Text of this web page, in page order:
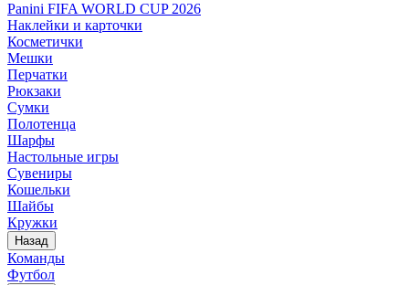
Panini FIFA WORLD CUP 2026
Наклейки и карточки
Косметички
Мешки
Перчатки
Рюкзаки
Сумки
Полотенца
Шарфы
Настольные игры
Сувениры
Кошельки
Шайбы
Кружки
Назад
Команды
Футбол